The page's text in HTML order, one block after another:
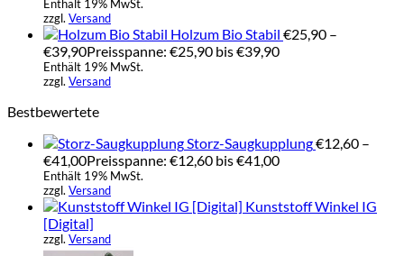
Enthält 19% MwSt.
zzgl. Versand
Holzum Bio Stabil €25,90 –
€39,90Preisspanne: €25,90 bis €39,90
Enthält 19% MwSt.
zzgl. Versand
Bestbewertete
Storz-Saugkupplung€12,60 –
€41,00Preisspanne: €12,60 bis €41,00
Enthält 19% MwSt.
zzgl. Versand
Kunststoff Winkel IG
[Digital]
zzgl. Versand